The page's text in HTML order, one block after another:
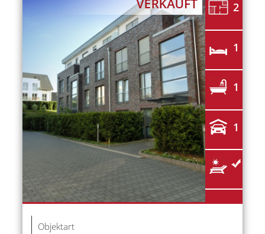
2
1
1
1
Objektart